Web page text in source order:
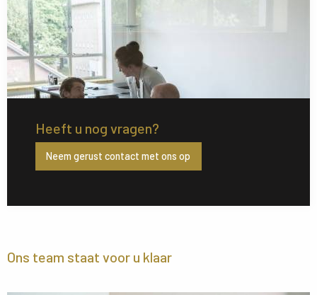
Heeft u nog vragen?
Neem gerust contact met ons op
Ons team staat voor u klaar